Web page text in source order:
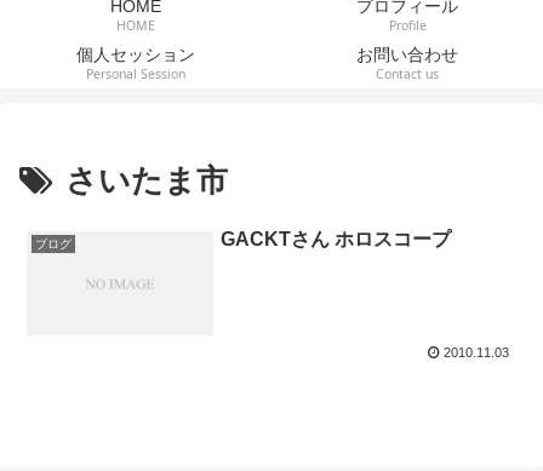
HOME
HOME
プロフィール
Profile
個人セッション
Personal Session
お問い合わせ
Contact us
さいたま市
ブログ GACKTさん ホロスコープ
2010.11.03